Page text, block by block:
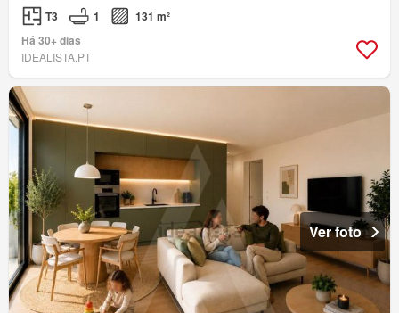
T3 1
131 m²
Há 30+ dias
IDEALISTA.PT
Ver foto